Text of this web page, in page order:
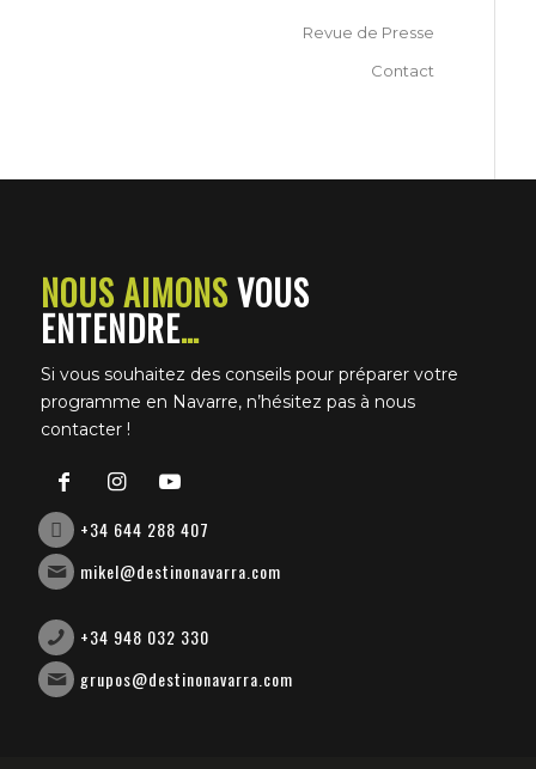
Revue de Presse
Contact
NOUS AIMONSVOUS
ENTENDRE…
Si vous souhaitez des conseils pour préparer votre
programme en Navarre, n’hésitez pas à nous
contacter !
+34 644 288 407
mikel@destinonavarra.com
+34 948 032 330
grupos@destinonavarra.com